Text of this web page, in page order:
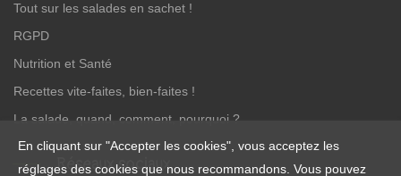
Tout sur les salades en sachet !
RGPD
Nutrition et Santé
Recettes vite-faites, bien-faites !
La salade, quand, comment, pourquoi ?
Réseaux sociaux
En cliquant sur "Accepter les cookies", vous acceptez les
réglages des cookies que nous recommandons. Vous pouvez